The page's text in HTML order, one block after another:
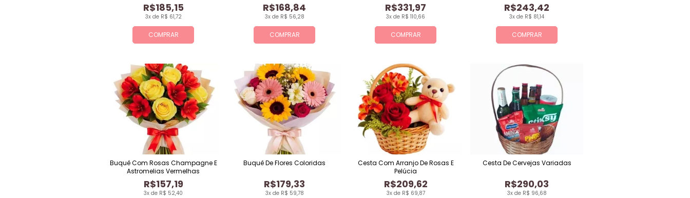
COMPRAR
3x de R$ 61,72
R$185,15
COMPRAR
3x de R$ 56,28
R$168,84
COMPRAR
3x de R$ 110,66
R$331,97
COMPRAR
3x de R$ 81,14
R$243,42
3x de R$ 52,40
R$157,19
Buquê Com Rosas Champagne E
Astromelias Vermelhas
3x de R$ 59,78
R$179,33
Buquê De Flores Coloridas
3x de R$ 69,87
R$209,62
Cesta Com Arranjo De Rosas E
Pelúcia
3x de R$ 96,68
R$290,03
Cesta De Cervejas Variadas